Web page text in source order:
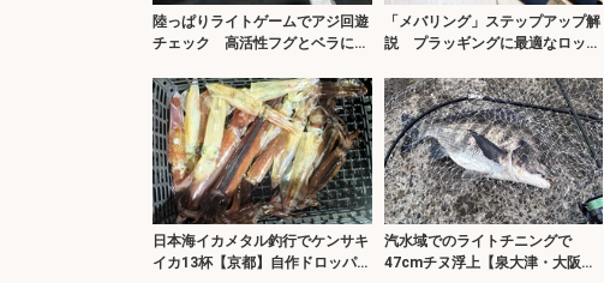
陸っぱりライトゲームでアジ回遊
チェック 高活性フグとベラに苦
「メバリング」ステップアップ解
説 プラッギングに最適なロッド
日本海イカメタル釣行でケンサキ
イカ13杯【京都】自作ドロッパー
汽水域でのライトチニングで
47cmチヌ浮上【泉大津・大阪】